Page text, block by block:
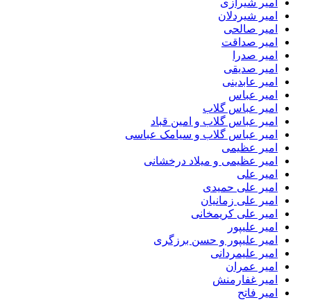
امیر شیرازی
امیر شیردلان
امیر صالحی
امیر صداقت
امیر صدرا
امیر صدیقی
امیر عابدینی
امیر عباس
امیر عباس گلاب
امیر عباس گلاب و امین قباد
امیر عباس گلاب و سیامک عباسی
امیر عظیمی
امیر عظیمی و میلاد درخشانی
امیر علی
امیر علی حمیدی
امیر علی زمانیان
امیر علی کریمخانی
امیر علیپور
امیر علیپور و حسن برزگری
امیر علیمردانی
امیر عمران
امیر غفارمنش
امیر فاتح